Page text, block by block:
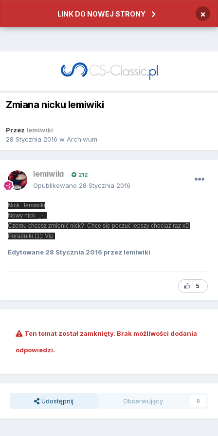
LINK DO NOWEJ STRONY ×
Zmiana nicku lemiwiki
Przez lemiwiki
28 Stycznia 2016 w Archiwum
lemiwiki 212
Opublikowano 28 Stycznia 2016
Nick: lemiwiki
Nowy nick: _-_
Czemu chcesz zmienić nick?: Chce się poczuć lepszy chociaż raz xD
Poradniki (1): Vip
Edytowane 28 Stycznia 2016 przez lemiwiki
5
Ten temat został zamknięty. Brak możliwości dodania
odpowiedzi.
Udostępnij Obserwujący 0